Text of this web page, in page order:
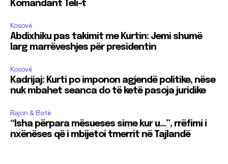
Komandant Teli-t
Kosovë
Abdixhiku pas takimit me Kurtin: Jemi shumë
larg marrëveshjes për presidentin
Kosovë
Kadrijaj: Kurti po imponon agjendë politike, nëse
nuk mbahet seanca do të ketë pasoja juridike
Rajon & Botë
“Isha përpara mësueses sime kur u…”, rrëfimi i
nxënëses që i mbijetoi tmerrit në Tajlandë